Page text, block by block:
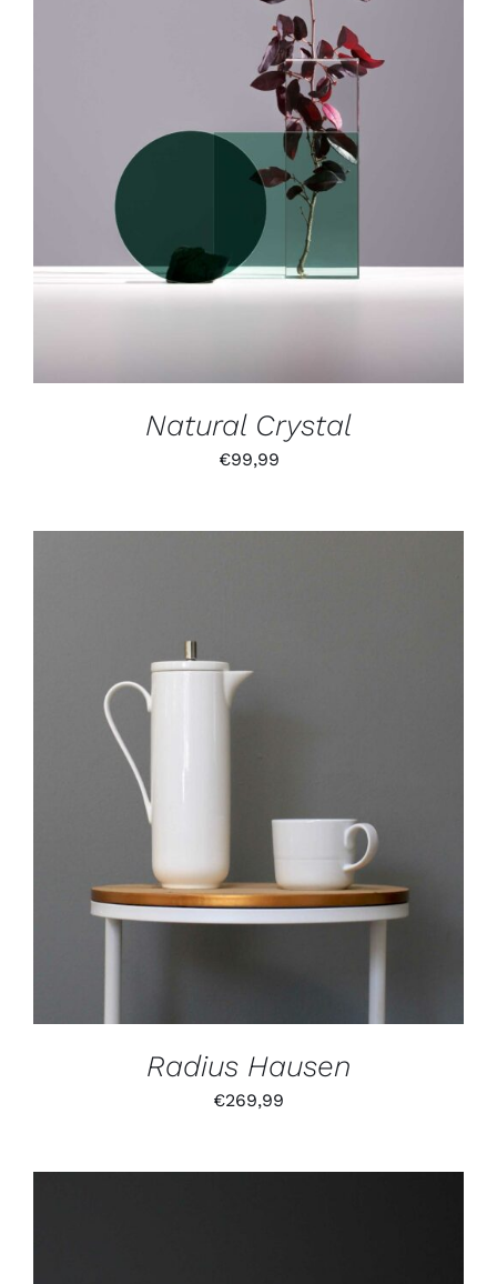
IN DEN WARENKORB
/
Natural Crystal
€99,99
Radius Hausen
€269,99